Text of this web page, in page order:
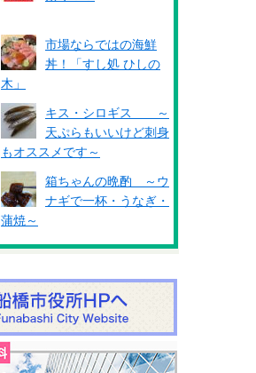
市場ならではの海鮮
丼！「すし処 ひしの
木」
キス・シロギス ～
天ぷらもいいけど刺身
もオススメです～
箱ちゃんの晩酌 ～ウ
ナギで一杯・うなぎ・
蒲焼～